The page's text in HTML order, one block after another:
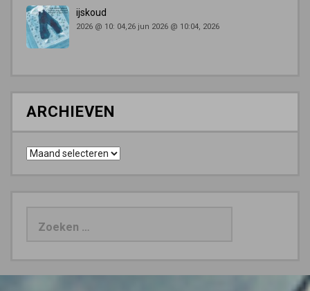
ijskoud
2026 @ 10: 04,26 jun 2026 @ 10:04, 2026
ARCHIEVEN
Archieven